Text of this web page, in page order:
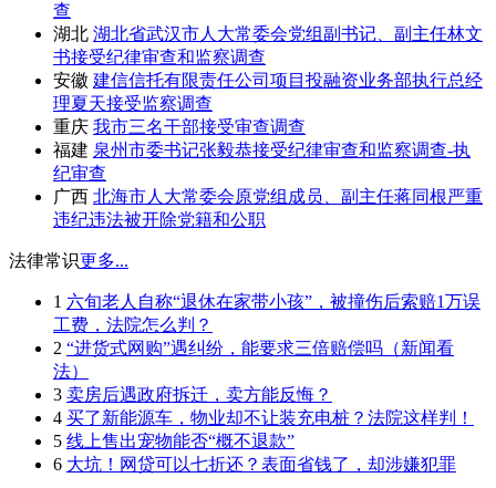
查
湖北 湖北省武汉市人大常委会党组副书记、副主任林文
书接受纪律审查和监察调查
安徽 建信信托有限责任公司项目投融资业务部执行总经
理夏天接受监察调查
重庆 我市三名干部接受审查调查
福建 泉州市委书记张毅恭接受纪律审查和监察调查-执
纪审查
广西 北海市人大常委会原党组成员、副主任蒋同根严重
违纪违法被开除党籍和公职
法律常识更多...
1 六旬老人自称“退休在家带小孩”，被撞伤后索赔1万误
工费，法院怎么判？
2 “进货式网购”遇纠纷，能要求三倍赔偿吗（新闻看
法）
3 卖房后遇政府拆迁，卖方能反悔？
4 买了新能源车，物业却不让装充电桩？法院这样判！
5 线上售出宠物能否“概不退款”
6 大坑！网贷可以七折还？表面省钱了，却涉嫌犯罪